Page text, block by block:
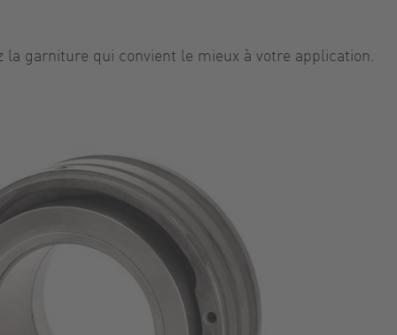
garniture qui convient le mieux à votre application.